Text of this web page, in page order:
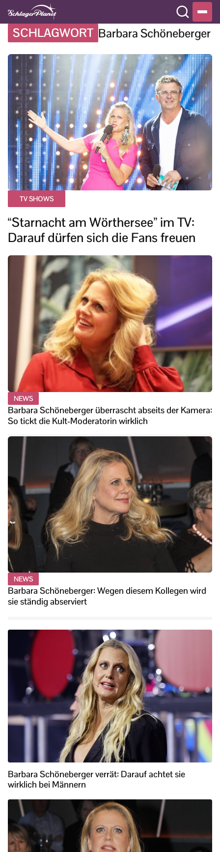
SCHLAGWORT Barbara Schöneberger
TV SHOWS
“Starnacht am Wörthersee” im TV:
Darauf dürfen sich die Fans freuen
NEWS
Barbara Schöneberger überrascht abseits der Kamera:
So tickt die Kult-Moderatorin wirklich
NEWS
Barbara Schöneberger: Wegen diesem Kollegen wird
sie ständig abserviert
Barbara Schöneberger verrät: Darauf achtet sie
wirklich bei Männern